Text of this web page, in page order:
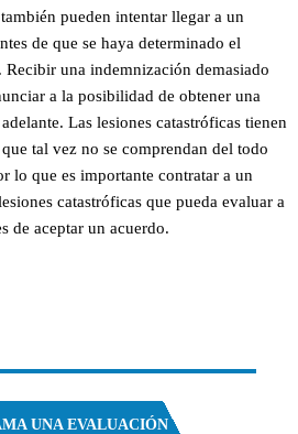
pueden intentar llegar a un
de que se haya determinado el
Recibir una indemnización demasiado
a la posibilidad de obtener una
Las lesiones catastróficas tienen
tal vez no se comprendan del todo
lo que es importante contratar a un
catastróficas que pueda evaluar a
de aceptar un acuerdo.
UNA EVALUACIÓN